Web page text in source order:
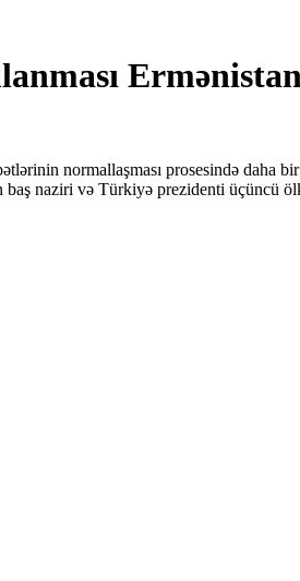
normallaşması prosesində daha
naziri və Türkiyə prezidenti üçüncü